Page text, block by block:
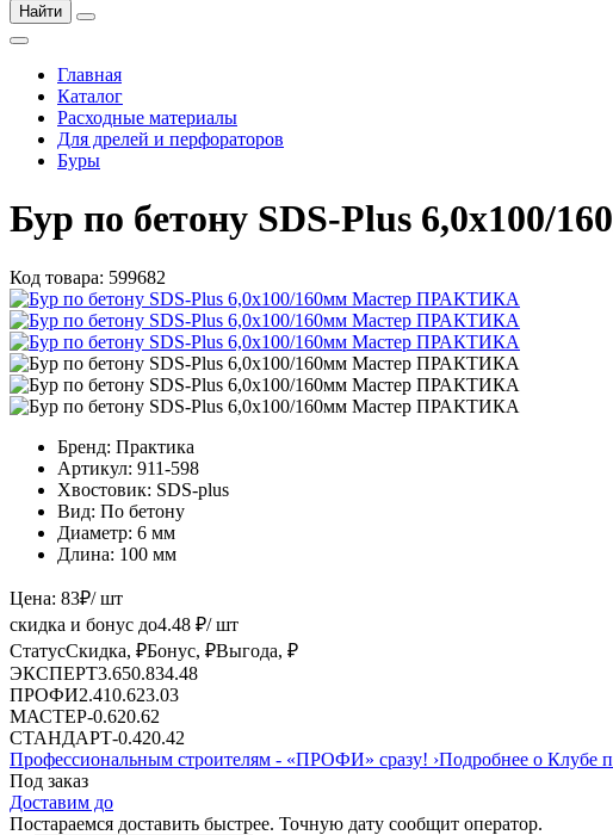
Найти
Главная
Каталог
Расходные материалы
Для дрелей и перфораторов
Буры
Бур по бетону SDS-Plus
Код товара: 599682
Бренд: Практика
Артикул: 911-598
Хвостовик: SDS-plus
Вид: По бетону
Диаметр: 6 мм
Длина: 100 мм
Цена: 83₽/ шт
скидка и бонус до4.48 ₽/ шт
СтатусСкидка, ₽Бонус, ₽Выгода, ₽
ЭКСПЕРТ3.650.834.48
ПРОФИ2.410.623.03
МАСТЕР-0.620.62
СТАНДАРТ-0.420.42
Профессиональным строителям - «ПРОФИ» сразу! ›Подробнее о Клубе
Под заказ
Доставим до
Постараемся доставить быстрее. Точную дату сообщит оператор.